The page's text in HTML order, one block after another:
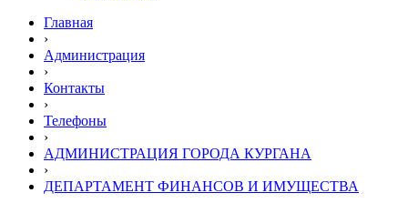
Главная
›
Администрация
›
Контакты
›
Телефоны
›
АДМИНИСТРАЦИЯ ГОРОДА КУРГАНА
›
ДЕПАРТАМЕНТ ФИНАНСОВ И ИМУЩЕСТВА